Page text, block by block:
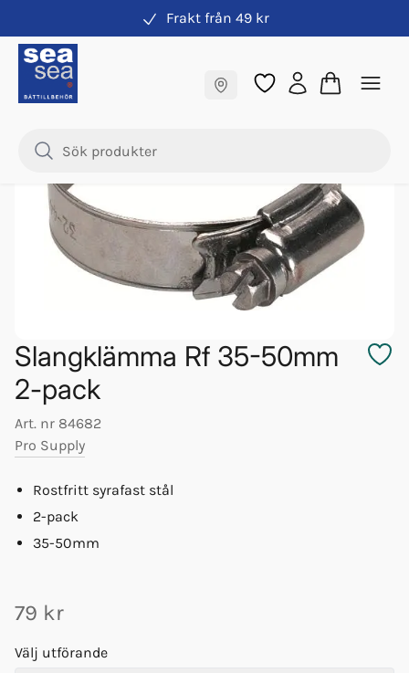
Frakt från 49 kr
Samma pris online & i butik
Slangklämma Rf 35-50mm
2-pack
Art. nr 84682
Pro Supply
Rostfritt syrafast stål
2-pack
35-50mm
79 kr
Välj utförande